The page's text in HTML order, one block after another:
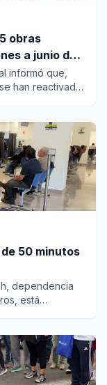
obras
a junio del
informó que,
han reactivado
50 minutos
dependencia
está